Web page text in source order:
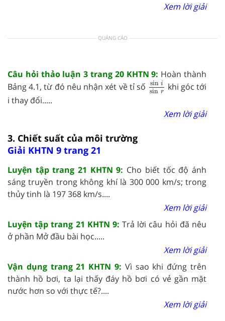
Xem lời giải
QUẢNG CÁO
Câu hỏi thảo luận 3 trang 20 KHTN 9: Hoàn thành
Bảng 4.1, từ đó nêu nhận xét về tỉ số
sin i
sin r
sin isinr
khi góc tới
i thay đổi.....
Xem lời giải
3. Chiết suất của môi trường
Giải KHTN 9 trang 21
Luyện tập trang 21 KHTN 9: Cho biết tốc độ ánh
sáng truyền trong không khí là 300 000 km/s; trong
thủy tinh là 197 368 km/s....
Xem lời giải
Luyện tập trang 21 KHTN 9:Trả lời câu hỏi đã nêu
ở phần Mở đầu bài học.....
Xem lời giải
Vận dụng trang 21 KHTN 9: Vì sao khi đứng trên
thành hồ bơi, ta lại thấy đáy hồ bơi có vẻ gần mặt
nước hơn so với thực tế?....
Xem lời giải